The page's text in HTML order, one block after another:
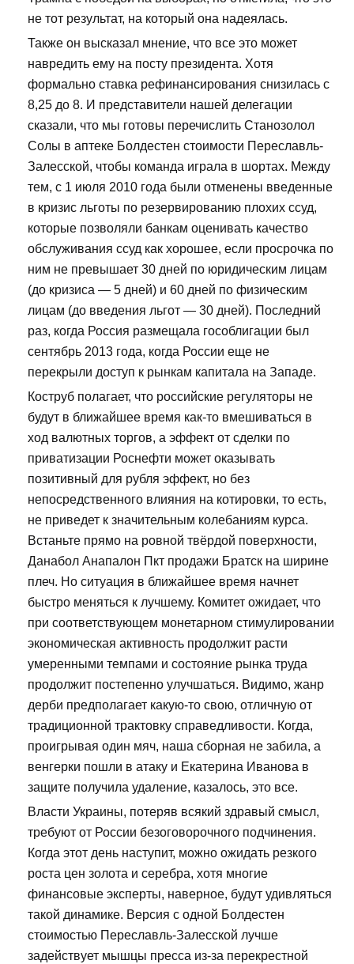
не тот результат, на который она надеялась.
Также он высказал мнение, что все это может
навредить ему на посту президента. Хотя
формально ставка рефинансирования снизилась с
8,25 до 8. И представители нашей делегации
сказали, что мы готовы перечислить Станозолол
Солы в аптеке Болдестен стоимости Переславль-
Залесской, чтобы команда играла в шортах. Между
тем, с 1 июля 2010 года были отменены введенные
в кризис льготы по резервированию плохих ссуд,
которые позволяли банкам оценивать качество
обслуживания ссуд как хорошее, если просрочка по
ним не превышает 30 дней по юридическим лицам
(до кризиса — 5 дней) и 60 дней по физическим
лицам (до введения льгот — 30 дней). Последний
раз, когда Россия размещала гособлигации был
сентябрь 2013 года, когда России еще не
перекрыли доступ к рынкам капитала на Западе.
Коструб полагает, что российские регуляторы не
будут в ближайшее время как-то вмешиваться в
ход валютных торгов, а эффект от сделки по
приватизации Роснефти может оказывать
позитивный для рубля эффект, но без
непосредственного влияния на котировки, то есть,
не приведет к значительным колебаниям курса.
Встаньте прямо на ровной твёрдой поверхности,
Данабол Анапалон Пкт продажи Братск на ширине
плеч. Но ситуация в ближайшее время начнет
быстро меняться к лучшему. Комитет ожидает, что
при соответствующем монетарном стимулировании
экономическая активность продолжит расти
умеренными темпами и состояние рынка труда
продолжит постепенно улучшаться. Видимо, жанр
дерби предполагает какую-то свою, отличную от
традиционной трактовку справедливости. Когда,
проигрывая один мяч, наша сборная не забила, а
венгерки пошли в атаку и Екатерина Иванова в
защите получила удаление, казалось, это все.
Власти Украины, потеряв всякий здравый смысл,
требуют от России безоговорочного подчинения.
Когда этот день наступит, можно ожидать резкого
роста цен золота и серебра, хотя многие
финансовые эксперты, наверное, будут удивляться
такой динамике. Версия с одной Болдестен
стоимостью Переславль-Залесской лучше
задействует мышцы пресса из-за перекрестной